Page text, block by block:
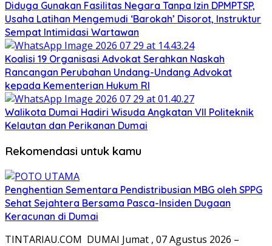
Diduga Gunakan Fasilitas Negara Tanpa Izin DPMPTSP,
Usaha Latihan Mengemudi ‘Barokah’ Disorot, Instruktur
Sempat Intimidasi Wartawan
Koalisi 19 Organisasi Advokat Serahkan Naskah
Rancangan Perubahan Undang-Undang Advokat
kepada Kementerian Hukum RI
Walikota Dumai Hadiri Wisuda Angkatan VII Politeknik
Kelautan dan Perikanan Dumai
Rekomendasi untuk kamu
Penghentian Sementara Pendistribusian MBG oleh SPPG
Sehat Sejahtera Bersama Pasca-Insiden Dugaan
Keracunan di Dumai
TINTARIAU.COM DUMAI Jumat , 07 Agustus 2026 –